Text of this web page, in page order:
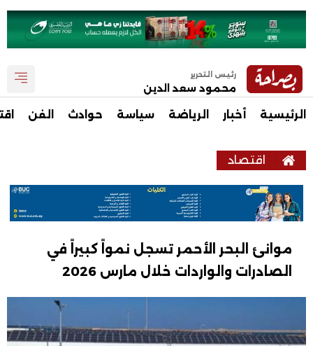
رئيس التحرير
محمود سعد الدين
الرئيسية أخبار الرياضة سياسة حوادث الفن
اقتصاد
موانئ البحر الأحمر تسجل نمواً كبيراً في
الصادرات والواردات خلال مارس 2026